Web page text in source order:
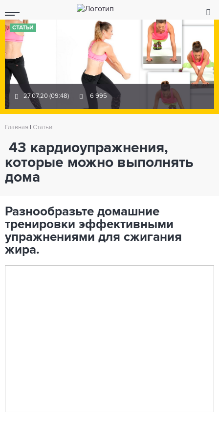
СТАТЬИ
27.07.20 (09:48) 6 995
Главная Статьи
43 кардиоупражнения,
которые можно выполнять
дома
Разнообразьте домашние
тренировки эффективными
упражнениями для сжигания
жира.